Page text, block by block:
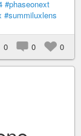
#phaseonext
#summiluxlens
0 0 0